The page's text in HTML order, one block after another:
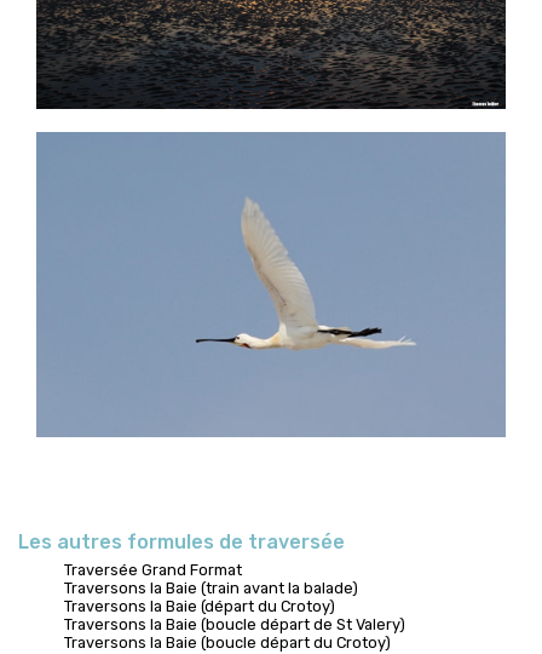
Les autres formules de traversée
Traversée Grand Format
Traversons la Baie (train avant la balade)
Traversons la Baie (départ du Crotoy)
Traversons la Baie (boucle départ de St Valery)
Traversons la Baie (boucle départ du Crotoy)